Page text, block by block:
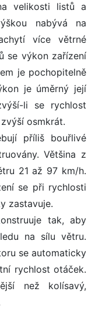
velikosti listů a
nabývá na
více větrné
se výkon zařízení
je pochopitelně
je úměrný její
li se rychlost
osmkrát.
příliš bouřlivé
Většina z
21 až 97 km/h.
se při rychlosti
zastavuje.
tak, aby
na sílu větru.
se automaticky
rychlost otáček.
než kolísavý,